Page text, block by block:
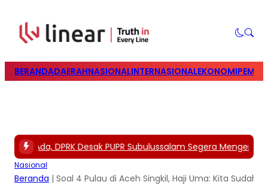
BERANDADAERAHNASIONALINTERNASIONALEKONOMIPEMILU
Ada, DPRK Desak PUPR Subulussalam Segera
Nasional
Beranda | Soal 4 Pulau di Aceh Singkil, Haji Uma: Kita Sudah